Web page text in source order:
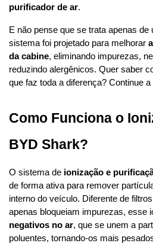
purificador de ar.
E não pense que se trata apenas
sistema foi projetado para melhorar
da cabine, eliminando impurezas,
reduzindo alergênicos. Quer saber
que faz toda a diferença? Continue a
Como Funciona o
BYD Shark?
O sistema de ionização e
de forma ativa para remover
interno do veículo. Diferente de
apenas bloqueiam impurezas, esse
negativos no ar, que se unem a
poluentes, tornando-os mais